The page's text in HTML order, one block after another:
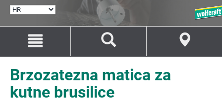
ODABERI
sadržaj
navigaciju
Brzozatezna matica za
kutne brusilice